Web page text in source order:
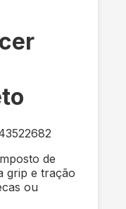
de
grip e tração
ou